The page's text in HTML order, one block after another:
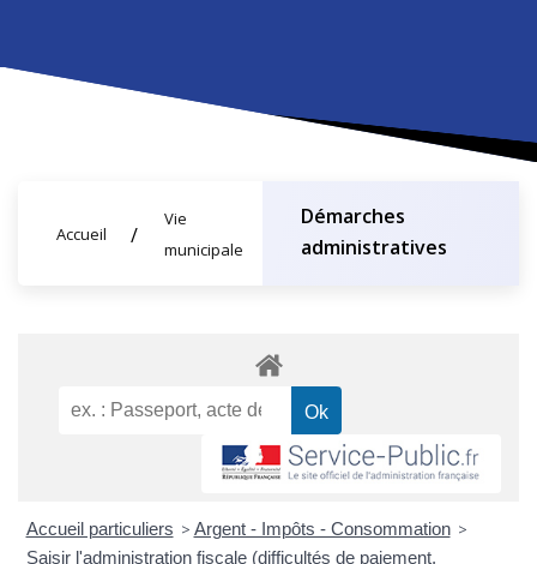
Accueil
Vie
municipale
Démarches
administratives
Accueil particuliers > Argent - Impôts - Consommation >
Saisir l'administration fiscale (difficultés de paiement,